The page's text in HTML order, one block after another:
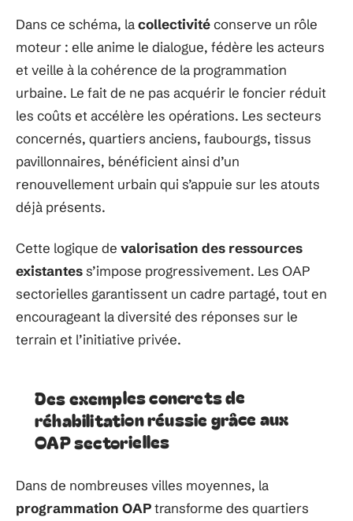
Dans ce schéma, lacollectivitéconserve un rôle
moteur : elle anime le dialogue, fédère les acteurs
et veille à la cohérence de la programmation
urbaine. Le fait de ne pas acquérir le foncier réduit
les coûts et accélère les opérations. Les secteurs
concernés, quartiers anciens, faubourgs, tissus
pavillonnaires, bénéficient ainsi d’un
renouvellement urbain qui s’appuie sur les atouts
déjà présents.
Cette logique de valorisation des ressources
existantess’impose progressivement. Les OAP
sectorielles garantissent un cadre partagé, tout en
encourageant la diversité des réponses sur le
terrain et l’initiative privée.
Des exemples concrets de
réhabilitation réussie grâce aux
OAP sectorielles
Dans de nombreuses villes moyennes, la
programmation OAPtransforme des quartiers